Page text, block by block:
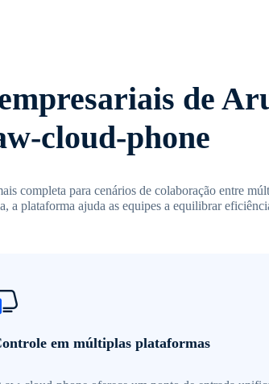
de
cloud-phone
completa para cenários de colaboração entre
a plataforma ajuda as equipes a equilibrar
em múltiplas plataformas